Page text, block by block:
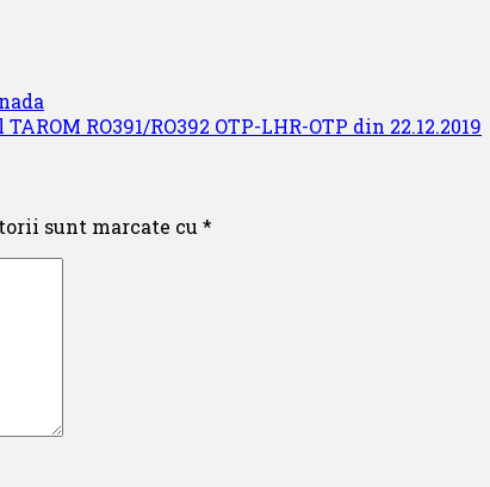
RO391/RO392 OTP-LHR-OTP din 22.12.2019
sunt marcate cu *